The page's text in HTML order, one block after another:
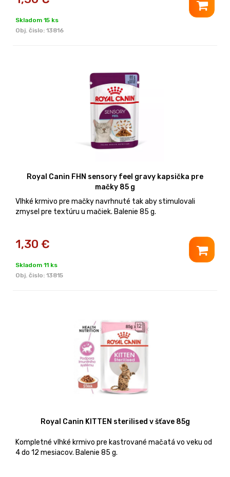
Skladom 15 ks
Obj. čislo: 13816
Royal Canin FHN sensory feel gravy kapsička pre
mačky 85 g
Vlhké krmivo pre mačky navrhnuté tak aby stimulovali
zmysel pre textúru u mačiek. Balenie 85 g.
1,30 €
Skladom 11 ks
Obj. čislo: 13815
Royal Canin KITTEN sterilised v šťave 85g
Kompletné vlhké krmivo pre kastrované mačatá vo veku od
4 do 12 mesiacov. Balenie 85 g.